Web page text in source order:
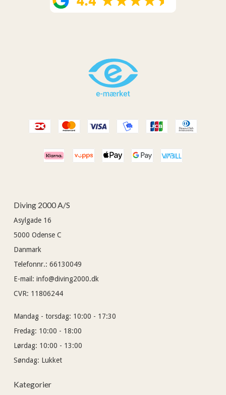
Diving 2000 A/S
Asylgade 16
5000 Odense C
Danmark
Telefonnr.: 66130049
E-mail : info@diving2000.dk
CVR: 11806244
Mandag - torsdag: 10:00 - 17:30
Fredag: 10:00 - 18:00
Lørdag: 10:00 - 13:00
Søndag: Lukket
Kategorier